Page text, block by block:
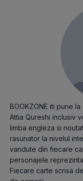
BOOKZONE iti pune
Attia Qureshi inclusiv
limba engleza si
rasunator la nivelul
vandute din fiecare
personajele
Fiecare carte scrisa